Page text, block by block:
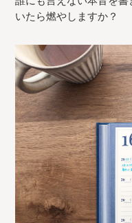
いたら燃やしますか？